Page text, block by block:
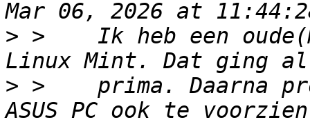
> >    Ik heb een
> >    prima. Daarna